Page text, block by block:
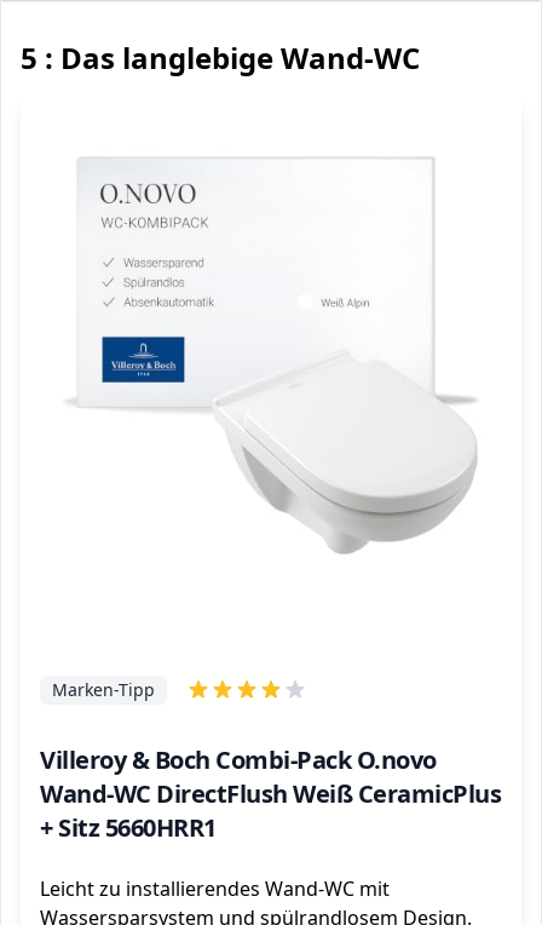
5 : Das langlebige Wand-WC
Villeroy & Boch Combi-Pack O.novo
Wand-WC DirectFlush Weiß CeramicPlus
+ Sitz 5660HRR1
Marken-Tipp
Leicht zu installierendes Wand-WC mit
Wassersparsystem und spülrandlosem Design.